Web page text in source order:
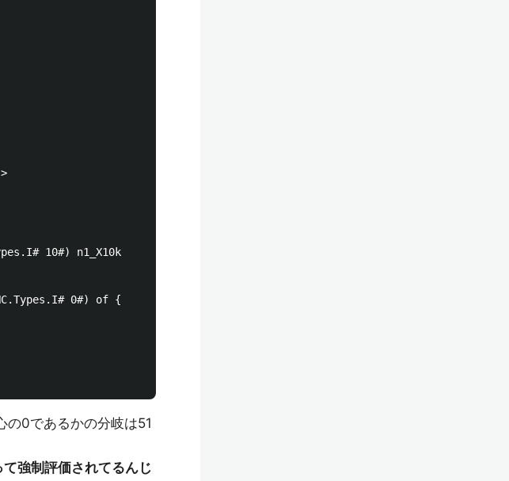
10#) n1_X10k
0#) of {
の0であるかの分岐は51
強制評価されてるんじ